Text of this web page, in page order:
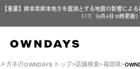
【重要】熊本県熊本地方を震源とする地震の影響によ
いて（8月4日 15時更新）
メガネのOWNDAYS トップ 店舗検索 福岡県